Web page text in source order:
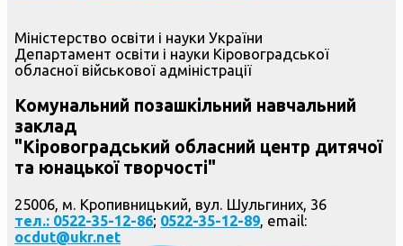
Міністерство освіти і науки України
Департамент освіти і науки Кіровоградської
обласної військової адміністрації
Комунальний позашкільний навчальний
заклад
"Кіровоградський обласний центр дитячої
та юнацької творчості"
25006, м. Кропивницький, вул. Шульгиних, 36
тел.: 0522-35-12-86; 0522-35-12-89, email:
ocdut@ukr.net